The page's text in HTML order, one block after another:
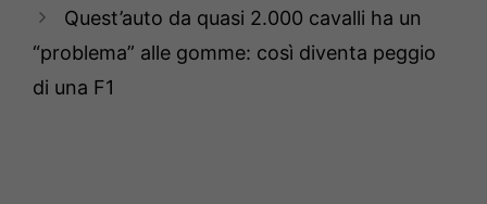
Quest’auto da quasi 2.000 cavalli ha un
“problema” alle gomme: così diventa peggio
di una F1